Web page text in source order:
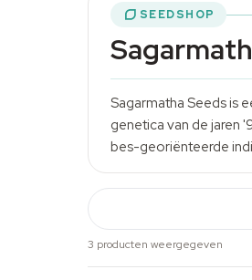
SEEDSHOP
Sagarmatha Seeds is
genetica van de jaren
bes-georiënteerde
3 producten weergegeven